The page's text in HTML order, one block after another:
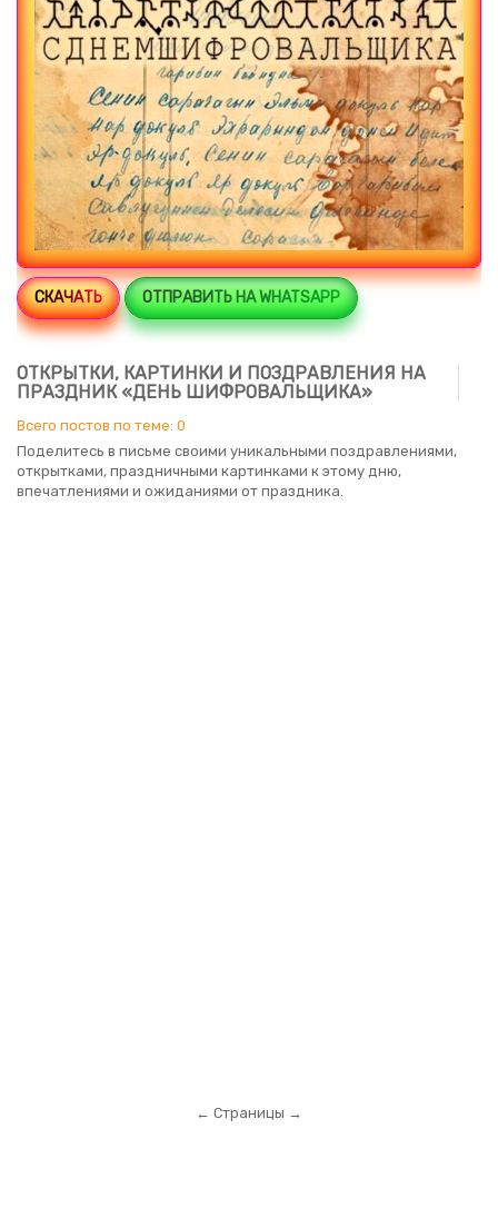
СКАЧАТЬ ОТПРАВИТЬ НА WHATSAPP
ОТКРЫТКИ, КАРТИНКИ И ПОЗДРАВЛЕНИЯ НА
ПРАЗДНИК «ДЕНЬ ШИФРОВАЛЬЩИКА»
Всего постов по теме: 0
Поделитесь в письме своими уникальными поздравлениями,
открытками, праздничными картинками к этому дню,
впечатлениями и ожиданиями от праздника.
← Страницы →